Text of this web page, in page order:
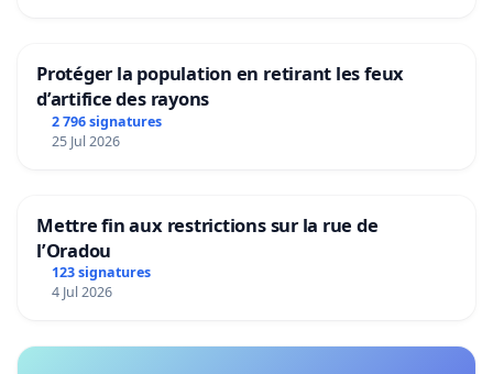
Protéger la population en retirant les feux
d’artifice des rayons
2 796 signatures
25 Jul 2026
Mettre fin aux restrictions sur la rue de
l’Oradou
123 signatures
4 Jul 2026